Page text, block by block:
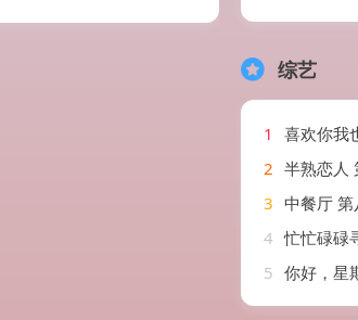
综艺
1
喜欢你我
2 半熟恋人
3 中餐厅 第
4 忙忙碌碌
5 你好，星